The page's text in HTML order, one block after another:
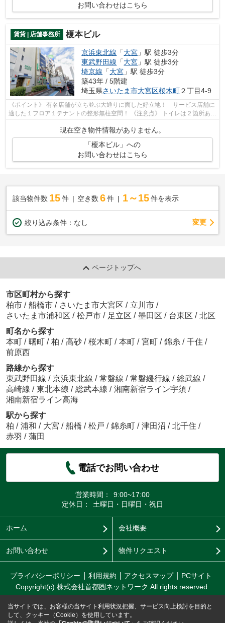
お問い合わせはこちら
賃貸 | 店舗事務所 榎本ビル
京浜東北線 「大宮 」駅 徒歩3分
東武野田線 「大宮 」駅 徒歩3分
埼京線 「大宮 」駅 徒歩3分
築43年 / 5階建
埼玉県さいたま市大宮区桜木町２丁目4-9
《ポイント》 有名店舗が立ち並ぶ大通りに面した好立地！ サービス店舗に
適した１フロア１テナントの整形無柱空間！ 《注意点》 トイレは２箇所あり
ますが１つは和式になります
現在空き物件情報がありません。
「榎本ビル」への
お問い合わせはこちら
該当物件数 15件 空き数 6 件 1～15 件を表示
絞り込み条件： なし 変更
ページトップへ
市区町村から探す
柏市 / 船橋市 / さいたま市大宮区 / 立川市 /
さいたま市浦和区 / 松戸市 / 足立区 / 墨田区 / 台東区 / 北区
町名から探す
本町 / 曙町 / 柏 / 高砂 / 桜木町 / 本町 / 宮町 / 錦糸 / 千住 /
前原西
路線から探す
東武野田線 / 京浜東北線 / 常磐線 / 常磐緩行線 / 総武線 /
高崎線 / 東北本線 / 総武本線 / 湘南新宿ライン宇須 /
湘南新宿ライン高海
駅から探す
柏 / 浦和 / 大宮 / 船橋 / 松戸 / 錦糸町 / 津田沼 / 北千住 /
赤羽 / 蒲田
電話でお問い合わせ
営業時間：
9:00~17:00
定休日：
土曜日・日曜日・祝日
ホーム 会社概要
お問い合わせ 物件リクエスト
プライバシーポリシー 利用規約 アクセスマップ
PCサイト
Copyright(c) 株式会社首都圏ネットワーク All rights reserved.
当サイトでは、お客様の当サイト利用状況把握、サービス向上検討を目的と
して、クッキー（Cookie）を使用しています。